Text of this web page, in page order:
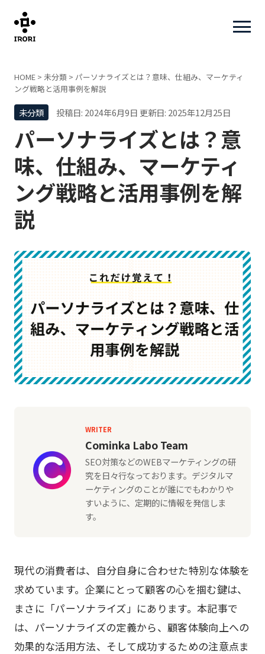
HOME > 未分類 > パーソナライズとは？意味、仕組み、マーケティ
ング戦略と活用事例を解説
未分類 投稿日: 2024年6月9日 更新日: 2025年12月25日
パーソナライズとは？意
味、仕組み、マーケティ
ング戦略と活用事例を解
説
WRITER
Cominka Labo Team
SEO対策などのWEBマーケティングの研
究を日々行なっております。デジタルマ
ーケティングのことが誰にでもわかりや
すいように、定期的に情報を発信しま
す。
現代の消費者は、自分自身に合わせた特別な体験を
求めています。企業にとって顧客の心を掴む鍵は、
まさに「パーソナライズ」にあります。本記事で
は、パーソナライズの定義から、顧客体験向上への
効果的な活用方法、そして成功するための注意点ま